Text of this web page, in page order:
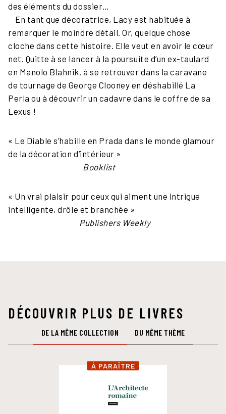
des éléments du dossier…
En tant que décoratrice, Lacy est habituée à
remarquer le moindre détail. Or, quelque chose
cloche dans cette histoire. Elle veut en avoir le cœur
net. Quitte à se lancer à la poursuite d’un ex-taulard
en Manolo Blahnik, à se retrouver dans la caravane
de tournage de George Clooney en déshabillé La
Perla ou à découvrir un cadavre dans le coffre de sa
Lexus !
« Le Diable s’habille en Prada dans le monde glamour
de la décoration d’intérieur »
Booklist
« Un vrai plaisir pour ceux qui aiment une intrigue
intelligente, drôle et branchée »
Publishers Weekly
DÉCOUVRIR PLUS DE LIVRES
DE LA MÊME COLLECTION DU MÊME THÈME
À PARAÎTRE